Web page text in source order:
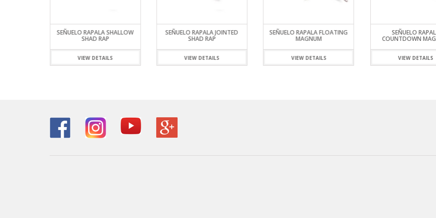
SEÑUELO RAPALA JOINTED
SHAD RAP
VIEW DETAILS
SEÑUELO RAPALA FLOATING
MAGNUM
VIEW DETAILS
SEÑUELO RAPALA
COUNTDOWN MAGNUM
VIEW DETAILS
SEÑUELO RAPALA
SHAD RAP
VIEW DETAILS